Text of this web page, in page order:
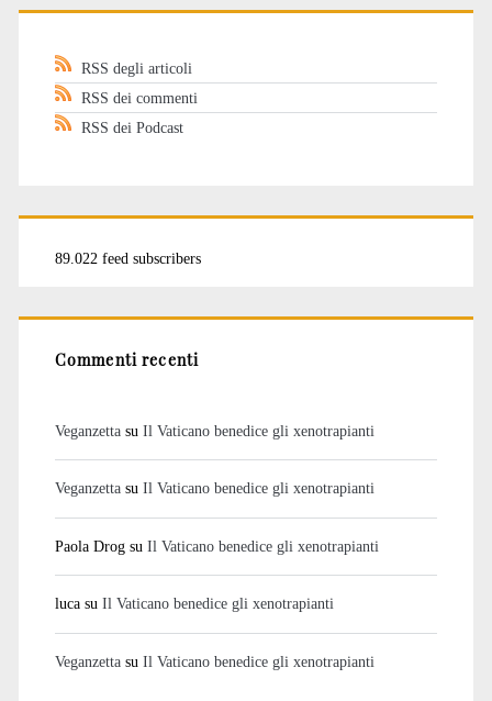
RSS degli articoli
RSS dei commenti
RSS dei Podcast
89.022 feed subscribers
Commenti recenti
Veganzettasu Il Vaticano benedice gli xenotrapianti
Veganzettasu Il Vaticano benedice gli xenotrapianti
Paola Drogsu Il Vaticano benedice gli xenotrapianti
lucasu Il Vaticano benedice gli xenotrapianti
Veganzettasu Il Vaticano benedice gli xenotrapianti